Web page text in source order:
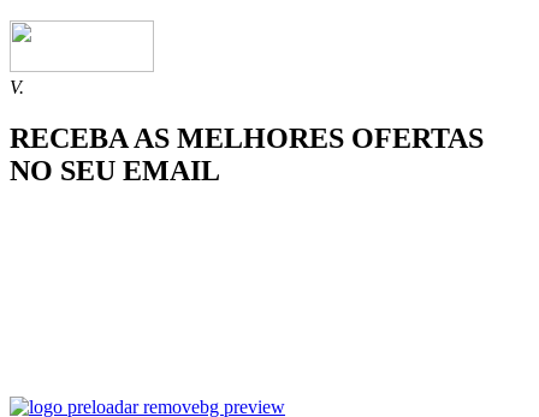
V.
RECEBA AS MELHORES OFERTAS
NO SEU EMAIL